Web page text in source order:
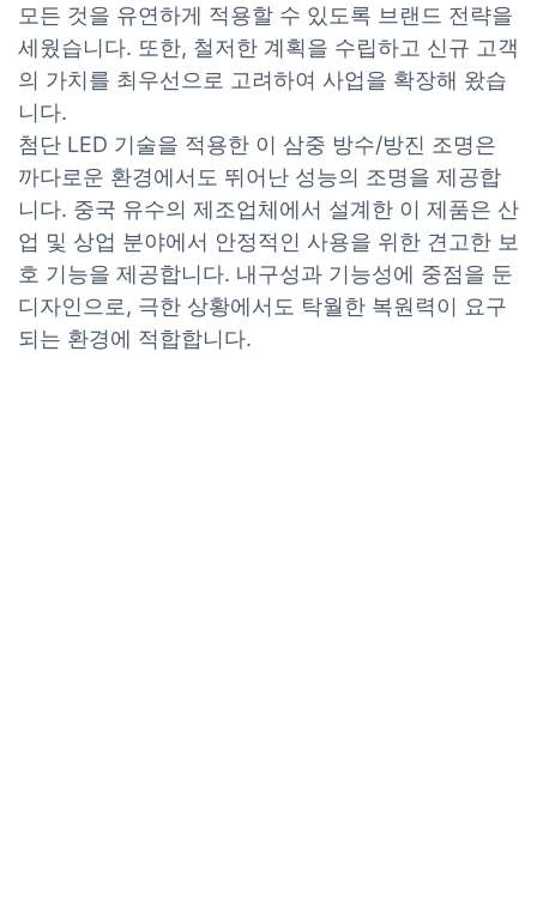
모든 것을 유연하게 적용할 수 있도록 브랜드 전략을
세웠습니다. 또한, 철저한 계획을 수립하고 신규 고객
의 가치를 최우선으로 고려하여 사업을 확장해 왔습
니다.
첨단 LED 기술을 적용한 이 삼중 방수/방진 조명은
까다로운 환경에서도 뛰어난 성능의 조명을 제공합
니다. 중국 유수의 제조업체에서 설계한 이 제품은 산
업 및 상업 분야에서 안정적인 사용을 위한 견고한 보
호 기능을 제공합니다. 내구성과 기능성에 중점을 둔
디자인으로, 극한 상황에서도 탁월한 복원력이 요구
되는 환경에 적합합니다.